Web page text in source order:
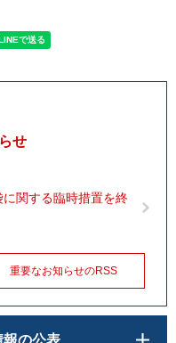
せ
関する臨時措置を終
重要なお知らせのRSS
報の公表